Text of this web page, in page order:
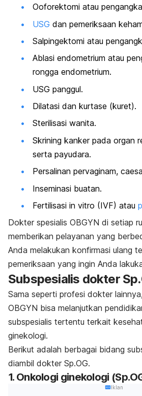
Ooforektomi atau
USG dan pemeriksaan
Salpingektomi atau
Ablasi endometrium atau
rongga endometrium.
USG panggul.
Dilatasi dan kurtase (kuret).
Sterilisasi wanita.
Skrining kanker pada organ
serta payudara.
Persalinan pervaginam,
Inseminasi buatan.
Fertilisasi in vitro (IVF) atau
Dokter spesialis OBGYN di setiap
memberikan pelayanan yang
Anda melakukan konfirmasi ulang
pemeriksaan yang ingin Anda
Subspesialis dokter
Sama seperti profesi dokter
OBGYN bisa melanjutkan
subspesialis tertentu terkait
ginekologi.
Berikut adalah berbagai bidang
diambil dokter Sp.OG.
1. Onkologi ginekologi
Iklan